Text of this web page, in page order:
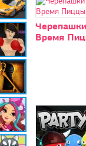
Время